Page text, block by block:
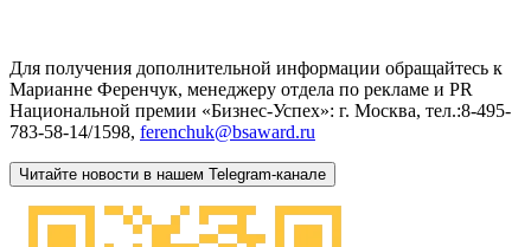
Для получения дополнительной информации обращайтесь к
Марианне Ференчук, менеджеру отдела по рекламе и PR
Национальной премии «Бизнес-Успех»: г. Москва, тел.:8-495-
783-58-14/1598, ferenchuk@bsaward.ru
Читайте новости в нашем Telegram-канале